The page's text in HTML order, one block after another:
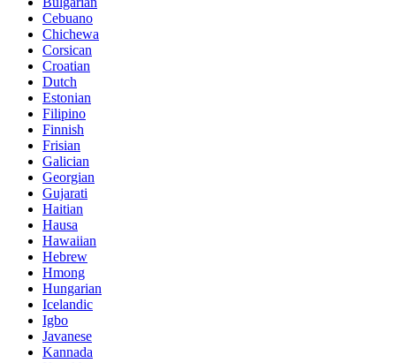
Cebuano
Chichewa
Corsican
Croatian
Dutch
Estonian
Filipino
Finnish
Frisian
Galician
Georgian
Gujarati
Haitian
Hausa
Hawaiian
Hebrew
Hmong
Hungarian
Icelandic
Igbo
Javanese
Kannada